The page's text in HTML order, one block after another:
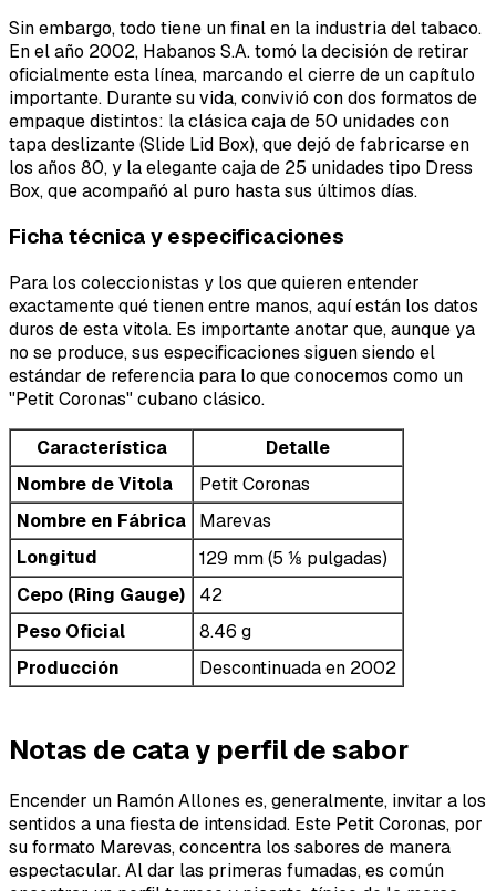
Sin embargo, todo tiene un final en la industria del tabaco.
En el año 2002, Habanos S.A. tomó la decisión de retirar
oficialmente esta línea, marcando el cierre de un capítulo
importante. Durante su vida, convivió con dos formatos de
empaque distintos: la clásica caja de 50 unidades con
tapa deslizante (Slide Lid Box), que dejó de fabricarse en
los años 80, y la elegante caja de 25 unidades tipo Dress
Box, que acompañó al puro hasta sus últimos días.
Ficha técnica y especificaciones
Para los coleccionistas y los que quieren entender
exactamente qué tienen entre manos, aquí están los datos
duros de esta vitola. Es importante anotar que, aunque ya
no se produce, sus especificaciones siguen siendo el
estándar de referencia para lo que conocemos como un
"Petit Coronas" cubano clásico.
Característica
Detalle
Nombre de Vitola
Petit Coronas
Nombre en Fábrica
Marevas
Longitud
129 mm (5 ⅛ pulgadas)
Cepo (Ring Gauge)
42
Peso Oficial
8.46 g
Producción
Descontinuada en 2002
Notas de cata y perfil de sabor
Encender un Ramón Allones es, generalmente, invitar a los
sentidos a una fiesta de intensidad. Este Petit Coronas, por
su formato Marevas, concentra los sabores de manera
espectacular. Al dar las primeras fumadas, es común